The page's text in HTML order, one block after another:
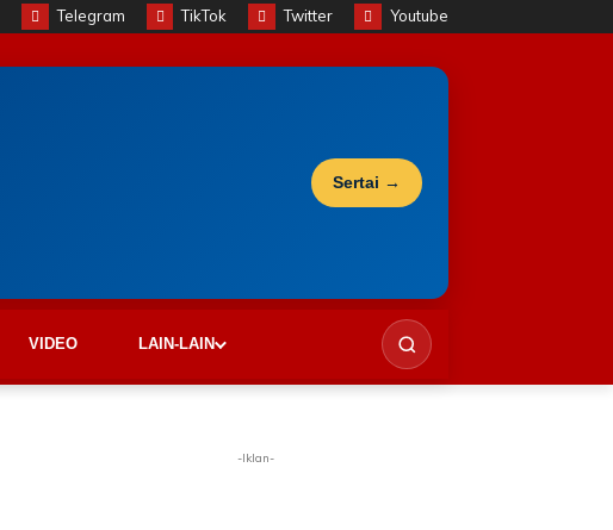
Telegram TikTok Twitter Youtube
Sertai →
VIDEO LAIN-LAIN
-Iklan-